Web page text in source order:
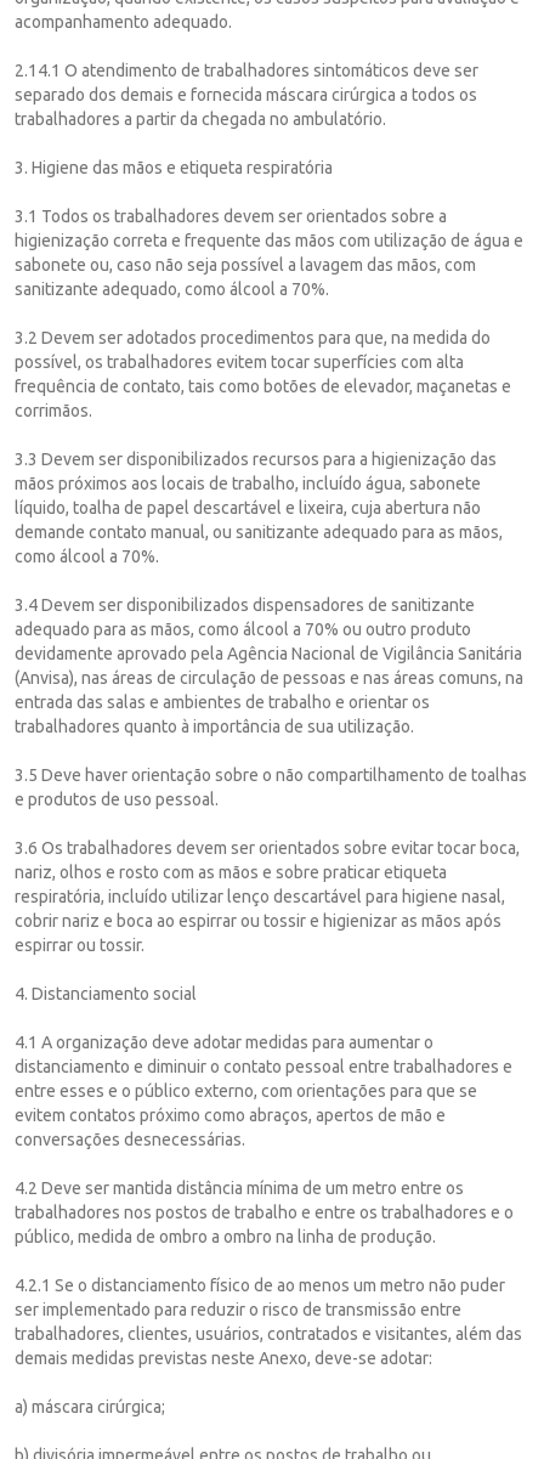
acompanhamento adequado.
2.14.1 O atendimento de trabalhadores sintomáticos deve ser
separado dos demais e fornecida máscara cirúrgica a todos os
trabalhadores a partir da chegada no ambulatório.
3. Higiene das mãos e etiqueta respiratória
3.1 Todos os trabalhadores devem ser orientados sobre a
higienização correta e frequente das mãos com utilização de água e
sabonete ou, caso não seja possível a lavagem das mãos, com
sanitizante adequado, como álcool a 70%.
3.2 Devem ser adotados procedimentos para que, na medida do
possível, os trabalhadores evitem tocar superfícies com alta
frequência de contato, tais como botões de elevador, maçanetas e
corrimãos.
3.3 Devem ser disponibilizados recursos para a higienização das
mãos próximos aos locais de trabalho, incluído água, sabonete
líquido, toalha de papel descartável e lixeira, cuja abertura não
demande contato manual, ou sanitizante adequado para as mãos,
como álcool a 70%.
3.4 Devem ser disponibilizados dispensadores de sanitizante
adequado para as mãos, como álcool a 70% ou outro produto
devidamente aprovado pela Agência Nacional de Vigilância Sanitária
(Anvisa), nas áreas de circulação de pessoas e nas áreas comuns, na
entrada das salas e ambientes de trabalho e orientar os
trabalhadores quanto à importância de sua utilização.
3.5 Deve haver orientação sobre o não compartilhamento de toalhas
e produtos de uso pessoal.
3.6 Os trabalhadores devem ser orientados sobre evitar tocar boca,
nariz, olhos e rosto com as mãos e sobre praticar etiqueta
respiratória, incluído utilizar lenço descartável para higiene nasal,
cobrir nariz e boca ao espirrar ou tossir e higienizar as mãos após
espirrar ou tossir.
4. Distanciamento social
4.1 A organização deve adotar medidas para aumentar o
distanciamento e diminuir o contato pessoal entre trabalhadores e
entre esses e o público externo, com orientações para que se
evitem contatos próximo como abraços, apertos de mão e
conversações desnecessárias.
4.2 Deve ser mantida distância mínima de um metro entre os
trabalhadores nos postos de trabalho e entre os trabalhadores e o
público, medida de ombro a ombro na linha de produção.
4.2.1 Se o distanciamento físico de ao menos um metro não puder
ser implementado para reduzir o risco de transmissão entre
trabalhadores, clientes, usuários, contratados e visitantes, além das
demais medidas previstas neste Anexo, deve-se adotar:
a) máscara cirúrgica;
b) divisória impermeável entre os postos de trabalho ou